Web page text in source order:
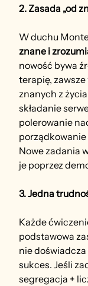
2. Zasada „od
W duchu
znane i
nowość bywa
terapię,
znanych z
składanie
polerowanie
porządkowanie
Nowe zadania
je poprzez
3. Jedna
Każde
podstawowa
nie
sukces. Jeśli
segregacja +